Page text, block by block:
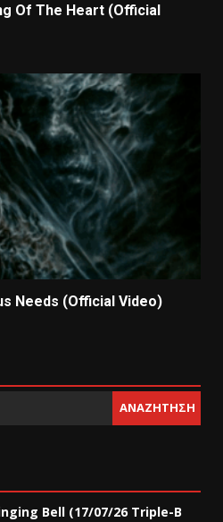
Of The Heart (Official
Needs (Official Video)
ΑΝΑΖΉΤΗΣΗ
Bell (17/07/26 Triple-B